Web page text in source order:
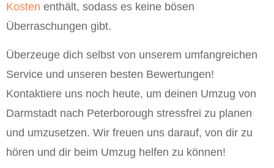
Kosten enthält, sodass es keine bösen
Überraschungen gibt.
Überzeuge dich selbst von unserem umfangreichen
Service und unseren besten Bewertungen!
Kontaktiere uns noch heute, um deinen Umzug von
Darmstadt nach Peterborough stressfrei zu planen
und umzusetzen. Wir freuen uns darauf, von dir zu
hören und dir beim Umzug helfen zu können!